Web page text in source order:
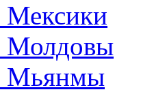
Мьянмы